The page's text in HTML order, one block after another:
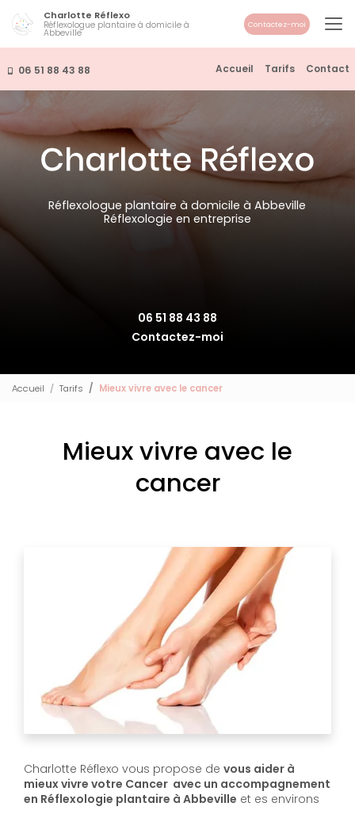
contenu
principal
06 51 88 43 88 Accueil Tarifs Contact
Charlotte Réflexo
Réflexologue plantaire à domicile à
Abbeville
Contactez-moi
Réflexologue plantaire à domicile à Abbeville
Réflexologie en entreprise
06 51 88 43 88
Contactez-moi
Accueil Tarifs Mieux vivre avec le cancer
Mieux vivre avec le
cancer
Charlotte Réflexo vous propose de vous aider à
mieux vivre votre Cancer avec un accompagnement
en Réflexologie plantaire à Abbeville et es environs